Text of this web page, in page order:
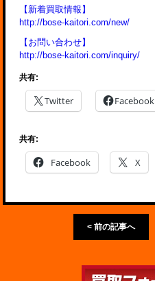
【新着買取情報】
http://bose-kaitori.com/new/
【お問い合わせ】
http://bose-kaitori.com/inquiry/
共有:
Twitter Facebook
共有:
Facebook X
< 前の記事へ